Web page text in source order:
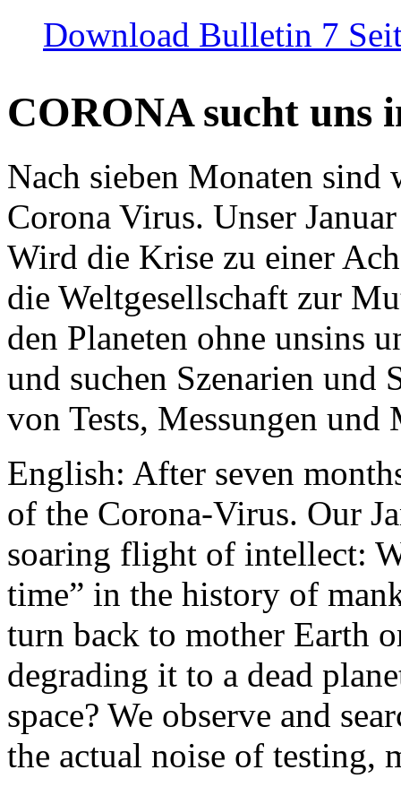
Download Bulletin 7
CORONA sucht uns
Nach sieben Monaten
Corona Virus. Unser
Wird die Krise zu einer
die Weltgesellschaft zur
den Planeten ohne unsins
und suchen Szenarien und
von Tests, Messungen und
English: After seven
of the Corona-Virus. Our
soaring flight of intellect:
time” in the history of
turn back to mother Earth
degrading it to a dead
space? We observe and
the actual noise of testing,